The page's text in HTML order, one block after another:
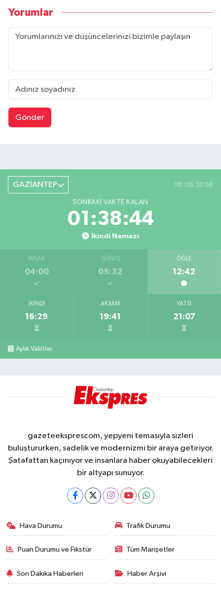
Yorumlar
Gönder
GAZİANTEP 06.08.2026
SONRAKI VAKTE KALAN
01:38:43
İkindi Namazı
İMSAK
04:00
GÜNEŞ
05:32
ÖĞLE
12:42
İKINDI
16:29
AKŞAM
19:41
YATSI
21:07
Aylık Vakitler
gazeteeksprescom, yepyeni temasıyla sizleri
buluştururken, sadelik ve modernizmi bir araya getiriyor.
Şatafattan kaçınıyor ve insanlara haber okuyabilecekleri
bir altyapı sunuyor.
Hava Durumu Trafik Durumu
Puan Durumu ve Fikstür Tüm Manşetler
Son Dakika Haberleri Haber Arşivi